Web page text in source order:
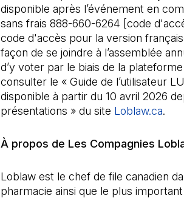
disponible après l’événement en
sans frais 888-660-6264 [code
code d'accès pour la version
façon de se joindre à l’assemblée
d’y voter par le biais de la
consulter le « Guide de l’utilisateur
disponible à partir du 10 avril 2026
présentations » du site Loblaw.ca.
À propos de Les Compagnies
Loblaw est le chef de file canadien
pharmacie ainsi que le plus